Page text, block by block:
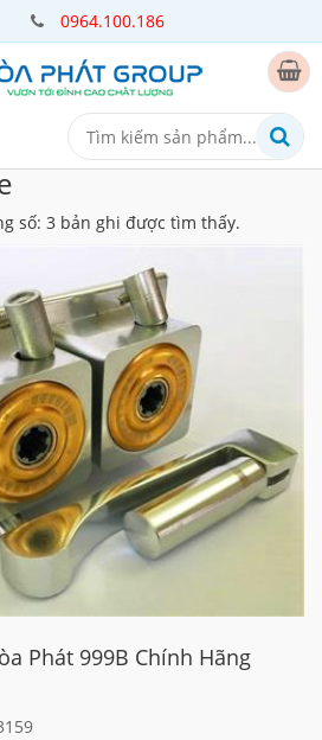
0964.100.186
số: 3 bản ghi được tìm thấy.
Phát 999B Chính Hãng